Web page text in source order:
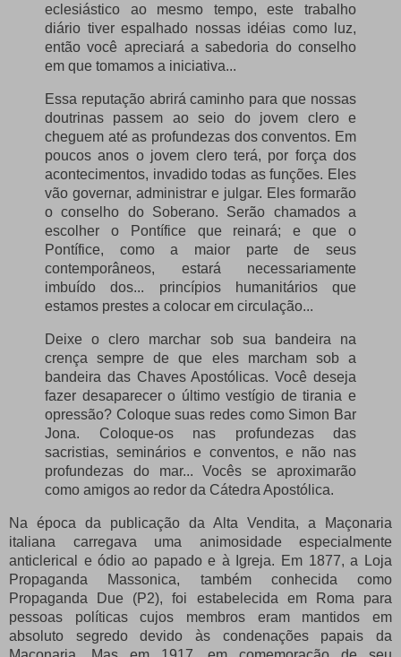
eclesiástico ao mesmo tempo, este trabalho
diário tiver espalhado nossas idéias como luz,
então você apreciará a sabedoria do conselho
em que tomamos a iniciativa...
Essa reputação abrirá caminho para que nossas
doutrinas passem ao seio do jovem clero e
cheguem até as profundezas dos conventos. Em
poucos anos o jovem clero terá, por força dos
acontecimentos, invadido todas as funções. Eles
vão governar, administrar e julgar. Eles formarão
o conselho do Soberano. Serão chamados a
escolher o Pontífice que reinará;e que o
Pontífice, como a maior parte de seus
contemporâneos, estará necessariamente
imbuído dos... princípios humanitários que
estamos prestes a colocar em circulação...
Deixe o clero marchar sob sua bandeira na
crença sempre de que eles marcham sob a
bandeira das Chaves Apostólicas.Você deseja
fazer desaparecer o último vestígio de tirania e
opressão? Coloque suas redes como Simon Bar
Jona. Coloque-os nas profundezas das
sacristias, seminários e conventos, e não nas
profundezas do mar... Vocês se aproximarão
como amigos ao redor da Cátedra Apostólica.
Na época da publicação da Alta Vendita, a Maçonaria
italiana carregava uma animosidade especialmente
anticlerical e ódio ao papado e à Igreja.
Em 1877, a Loja
Propaganda Massonica, também conhecida como
Propaganda Due (P2), foi estabelecida em Roma para
pessoas políticas cujos membros eram mantidos em
absoluto segredo devido às condenações papais da